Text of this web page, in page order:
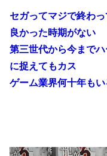
セガってマジで終わっ
良かった時期がない
第三世代から今まで
に捉えてもカス
ゲーム業界何十年も